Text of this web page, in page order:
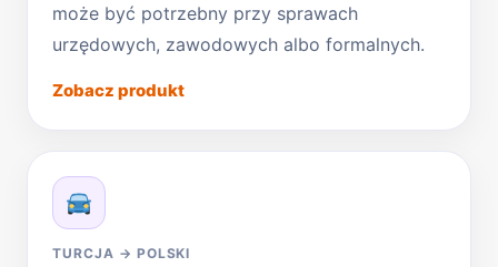
może być potrzebny przy sprawach
urzędowych, zawodowych albo formalnych.
Zobacz produkt
TURCJA → POLSKI